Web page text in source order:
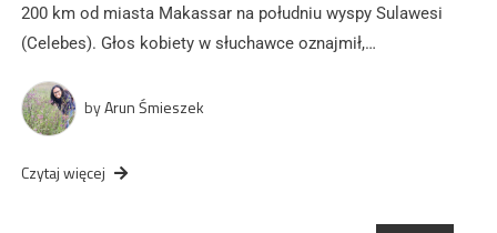
200 km od miasta Makassar na południu wyspy Sulawesi
(Celebes). Głos kobiety w słuchawce oznajmił,…
byArun Śmieszek
Czytaj więcej